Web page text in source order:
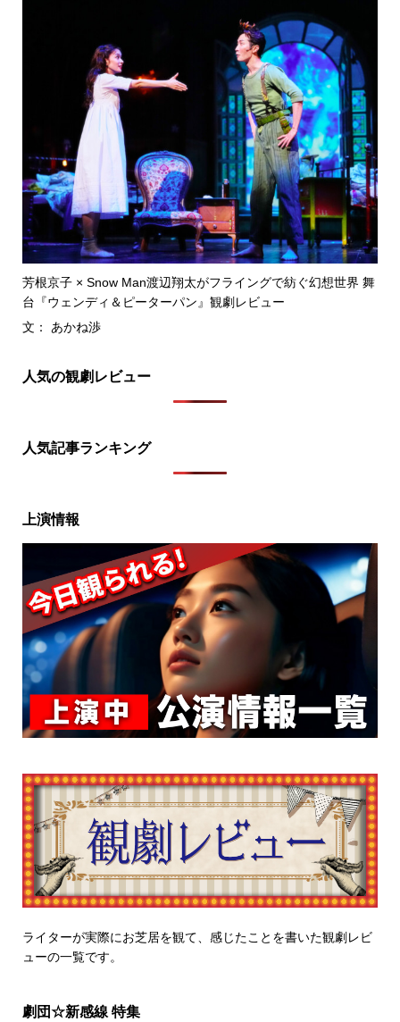
芳根京子 × Snow Man渡辺翔太がフライングで紡ぐ幻想世界 舞
台『ウェンディ＆ピーターパン』観劇レビュー
文： あかね渉
人気の観劇レビュー
人気記事ランキング
上演情報
ライターが実際にお芝居を観て、感じたことを書いた観劇レビ
ューの一覧です。
劇団☆新感線 特集